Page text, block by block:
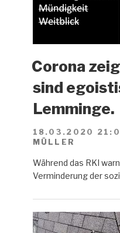
Corona
sind
Lemminge.
18.03.2020
MÜLLER
Während das RKI
Verminderung der